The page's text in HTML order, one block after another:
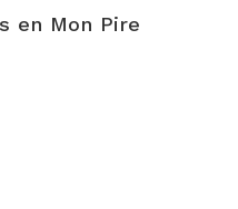
en Mon Pire